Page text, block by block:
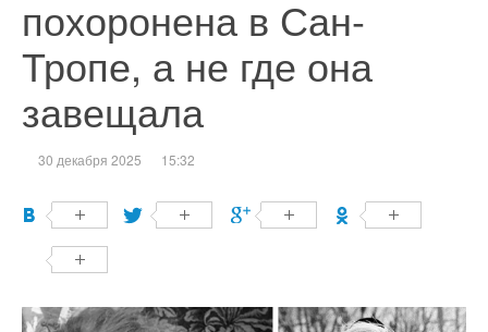
похоронена в Сан-
Тропе, а не где она
завещала
30 декабря 2025 15:32